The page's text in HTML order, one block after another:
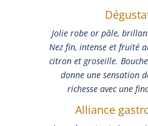
Jolie robe or pâle,
Nez fin, intense et fruité
citron et groseille.
donne une sensation
richesse avec une
Alliance